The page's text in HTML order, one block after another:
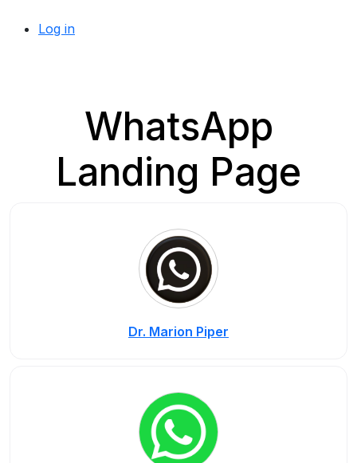
Log in
WhatsApp
Landing Page
Dr. Marion Piper